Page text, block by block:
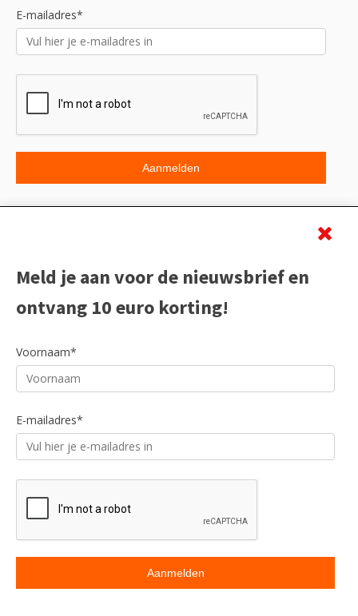
E-mailadres*
Meld je aan voor de nieuwsbrief en
ontvang 10 euro korting!
Voornaam*
E-mailadres*